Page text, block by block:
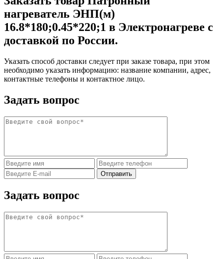
нагреватель ЭНП(м)
16.8*180;0.45*220;1 в Электронагреве с
доставкой по России.
Указать способ доставки следует при заказе товара, при этом
необходимо указать информацию: название компании, адрес,
контактные телефоны и контактное лицо.
Задать вопрос
Задать вопрос